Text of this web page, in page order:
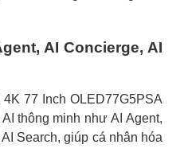
AI Concierge, AI
77 Inch OLED77G5PSA
thông minh như AI Agent,
Search, giúp cá nhân hóa